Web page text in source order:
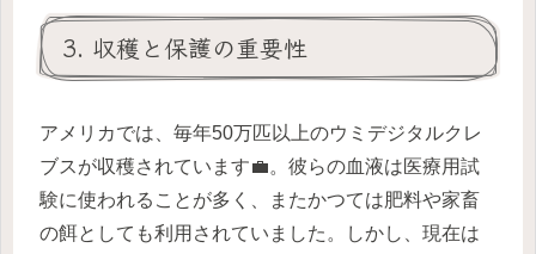
3. 収穫と保護の重要性
アメリカでは、毎年50万匹以上のウミデジタルクレ
ブスが収穫されています💼。彼らの血液は医療用試
験に使われることが多く、またかつては肥料や家畜
の餌としても利用されていました。しかし、現在は